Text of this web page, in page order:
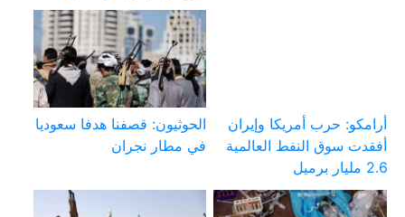
أرامكو: حرب أمريكا وإيران
أفقدت سوق النفط العالمية
2.6 مليار برميل
الحوثيون: قصفنا هدفا سعوديا
في مطار نجران